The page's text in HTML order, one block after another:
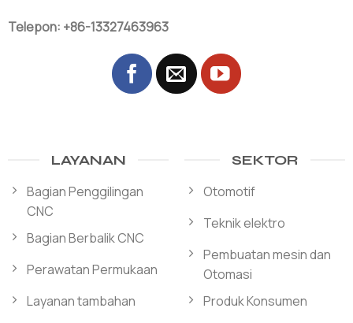
Telepon: +86-13327463963
LAYANAN
Bagian Penggilingan
CNC
Bagian Berbalik CNC
Perawatan Permukaan
Layanan tambahan
SEKTOR
Otomotif
Teknik elektro
Pembuatan mesin dan
Otomasi
Produk Konsumen